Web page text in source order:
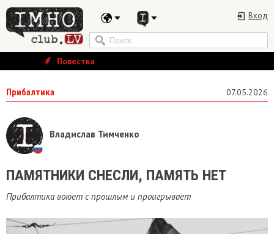
Вход
Повестка
Прибалтика 07.05.2026
Владислав Тимченко
​ПАМЯТНИКИ СНЕСЛИ, ПАМЯТЬ НЕТ
Прибалтика воюет с прошлым и проигрывает